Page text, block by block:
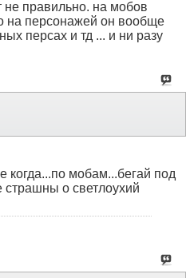
не правильно. на мобов
на персонажей он вообще
персах и тд ... и ни разу
когда...по мобам...бегай под
о светлоухий